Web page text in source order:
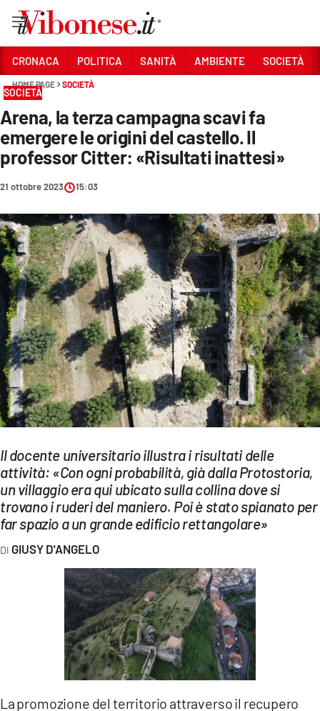
Sezioni
CRONACA
POLITICA
SOCIETÀ
CULTURA
ECONOMIA E LAVORO
EVENTI
SPORT
Streaming
LAC TV
LAC NETWORK
LAC ONAIR
LaC
LACPLAY.IT
LACONAIR.IT
LACITYMAG.IT
CRONACA POLITICA SANITÀ AMBIENTE SOCIETÀ
HOME PAGE SOCIETÀ
SOCIETÀ
Arena, la terza campagna scavi fa
emergere le origini del castello. Il
professor Citter: «Risultati inattesi»
21 ottobre 2023 15:03
Il docente universitario illustra i risultati delle
attività: «Con ogni probabilità, già dalla Protostoria,
un villaggio era qui ubicato sulla collina dove si
trovano i ruderi del maniero. Poi è stato spianato per
far spazio a un grande edificio rettangolare»
GIUSY D'ANGELO
La promozione del territorio attraverso il recupero